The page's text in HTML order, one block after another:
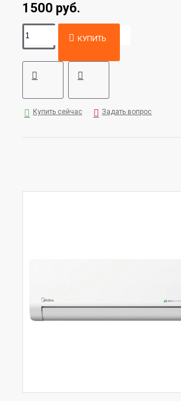
1500 руб.
КУПИТЬ
Купить сейчас Задать вопрос